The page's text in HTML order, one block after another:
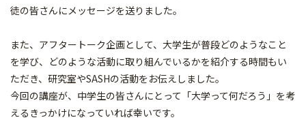
徒の皆さんにメッセージを送りました。
また、アフタートーク企画として、大学生が普段どのようなこと
を学び、どのような活動に取り組んでいるかを紹介する時間もい
ただき、研究室やSASHの活動をお伝えしました。
今回の講座が、中学生の皆さんにとって「大学って何だろう」を考
えるきっかけになっていれば幸いです。